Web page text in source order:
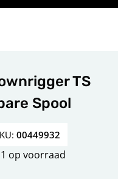
TS
Spool
00449932
1 op voorraad